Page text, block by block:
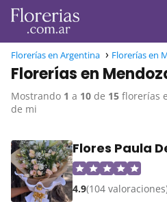
Florerías en Argentina Florerías en
Florerías en
Mostrando 1 a 10 de 15 florerías
de mi
Flores Paula
4.9(104